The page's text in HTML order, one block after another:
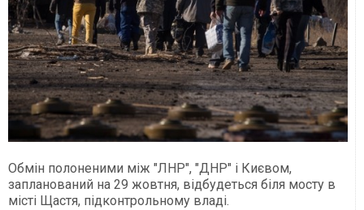
Обмін полоненими між "ЛНР", "ДНР" і Києвом,
запланований на 29 жовтня, відбудеться біля мосту в
місті Щастя, підконтрольному владі.